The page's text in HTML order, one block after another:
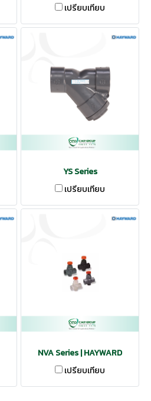
เปรียบเทียบ
YS Series
เปรียบเทียบ
NVA Series | HAYWARD
เปรียบเทียบ